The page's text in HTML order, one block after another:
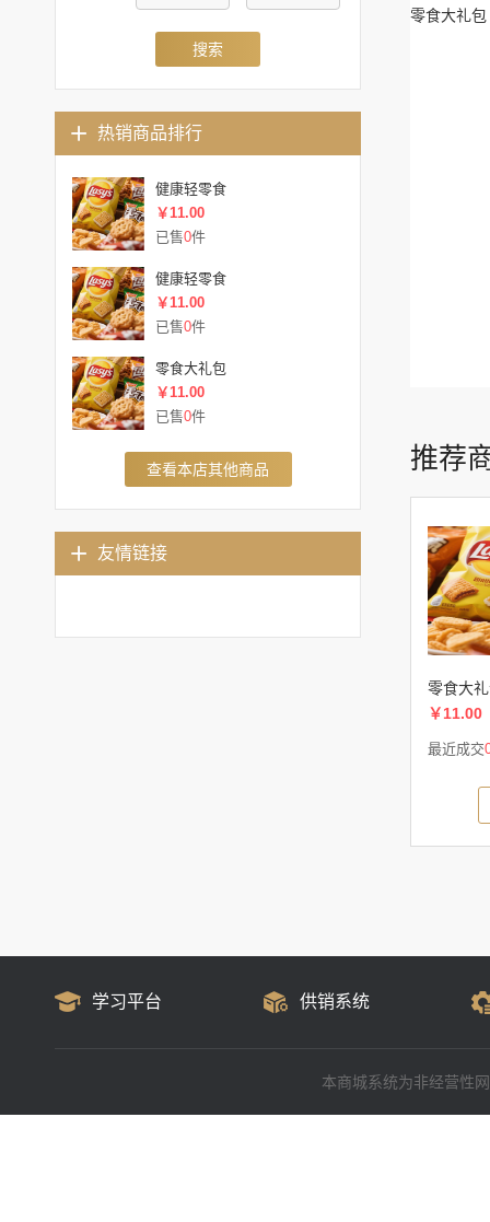
搜索
热销商品排行
健康轻零食
￥11.00
已售0件
健康轻零食
￥11.00
已售0件
零食大礼包
￥11.00
已售0件
查看本店其他商品
友情链接
零食大礼包
推荐
零食大
￥11.00
最近成交
学习平台 供销系统
本商城系统为非经营性